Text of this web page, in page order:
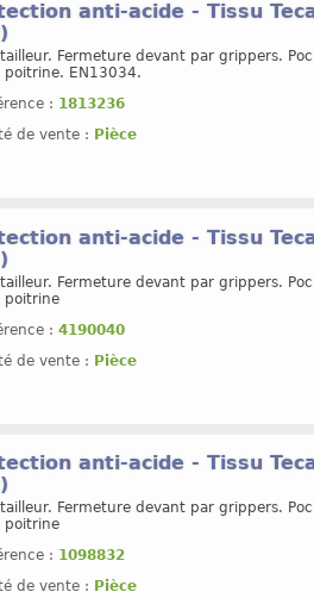
anti-acide - Tissu
Fermeture devant par grippers.
poitrine. EN13034.
: 1813236
de vente : Pièce
anti-acide - Tissu
Fermeture devant par grippers.
poitrine
: 4190040
de vente : Pièce
anti-acide - Tissu
Fermeture devant par grippers.
poitrine
: 1098832
de vente : Pièce